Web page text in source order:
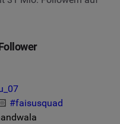
#faisusquad